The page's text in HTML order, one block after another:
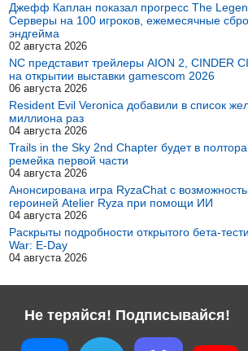
Джефф Каплан показал прогресс The
Серверы на 100 игроков, ежемесячные
эндгейма
02 августа 2026
NC представит трейлеры AION 2, CINDER
на открытии выставки gamescom 2026
06 августа 2026
Resident Evil Veronica добавили в список
миллиона раз
04 августа 2026
Trails in the Sky 2nd Chapter будет в
ремейка первой части
04 августа 2026
Анонсирована игра RyzaChat с
героиней Atelier Ryza при помощи ИИ
04 августа 2026
Раскрыты подробности открытого бета-
War: E-Day
04 августа 2026
Не теряйся! Подписывайся!